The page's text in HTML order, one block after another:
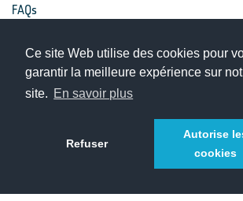
Ce site Web utilise des cookies pour
garantir la meilleure expérience sur
site. En savoir plus
Refuser
Autorise
cookies
FAQs
Conditions générales
Avis de confidentialité